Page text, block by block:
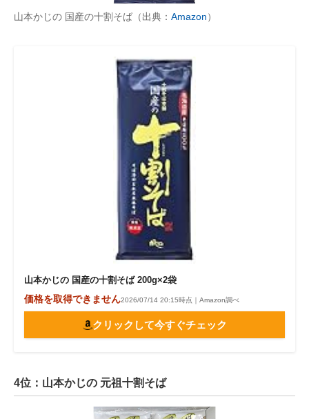
山本かじの 国産の十割そば（出典： Amazon）
山本かじの 国産の十割そば 200g×2袋
価格を取得できません2026/07/14 20:15時点｜Amazon調べ
クリックして今すぐチェック
4位：山本かじの 元祖十割そば